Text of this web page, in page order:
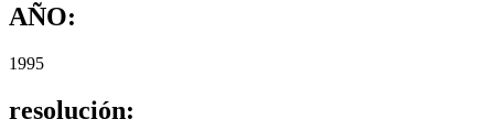
AÑO:
1995
resolución: